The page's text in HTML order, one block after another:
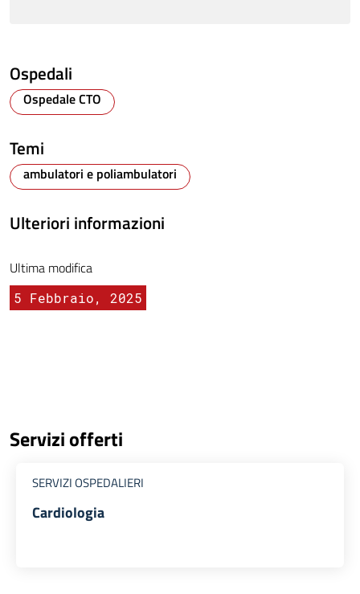
Ospedali
Ospedale CTO
Temi
ambulatori e poliambulatori
Ulteriori informazioni
Ultima modifica
5 Febbraio, 2025
Servizi offerti
SERVIZI OSPEDALIERI
Cardiologia